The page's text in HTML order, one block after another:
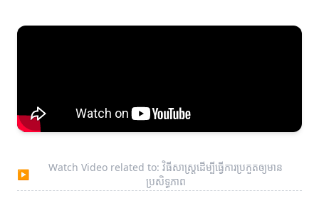
▶
Watch Video related to: វិធីសាស្ត្រដើម្បីធ្វើការប្រកួតឲ្យមាន
ប្រសិទ្ធភាព